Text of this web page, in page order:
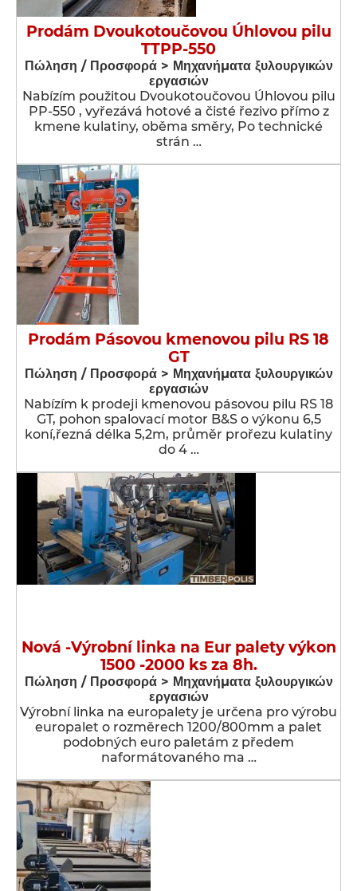
Prodám Dvoukotoučovou Úhlovou pilu
TTPP-550
Πώληση / Προσφορά > Μηχανήματα ξυλουργικών
εργασιών
Nabízím použitou Dvoukotoučovou Úhlovou pilu
PP-550 , vyřezává hotové a čisté řezivo přímo z
kmene kulatiny, oběma směry, Po technické
strán …
Prodám Pásovou kmenovou pilu RS 18
GT
Πώληση / Προσφορά > Μηχανήματα ξυλουργικών
εργασιών
Nabízím k prodeji kmenovou pásovou pilu RS 18
GT, pohon spalovací motor B&S o výkonu 6,5
koní,řezná délka 5,2m, průměr prořezu kulatiny
do 4 …
Nová -Výrobní linka na Eur palety výkon
1500 -2000 ks za 8h.
Πώληση / Προσφορά > Μηχανήματα ξυλουργικών
εργασιών
Výrobní linka na europalety je určena pro výrobu
europalet o rozměrech 1200/800mm a palet
podobných euro paletám z předem
naformátovaného ma …